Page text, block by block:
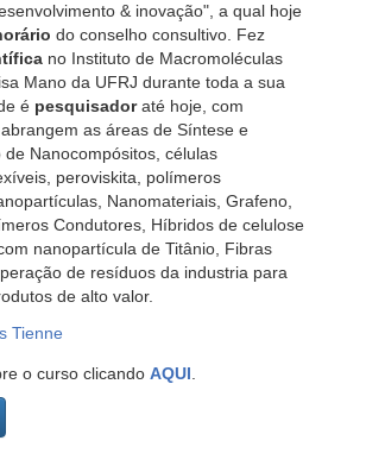
& inovação", a qual hoje
do conselho consultivo. Fez
no Instituto de Macromoléculas
Mano da UFRJ durante toda a sua
é pesquisadoraté hoje, com
as áreas de Síntese e
de Nanocompósitos, células
peroviskita, polímeros
Nanomateriais, Grafeno,
Condutores, Híbridos de celulose
nanopartícula de Titânio, Fibras
de resíduos da industria para
de alto valor.
Tienne
o curso clicando AQUI